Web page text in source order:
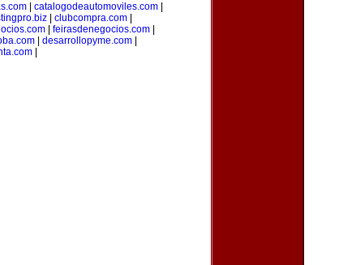
| catalogodeautomoviles.com|
| clubcompra.com|
feirasdenegocios.com
desarrollopyme.com
|